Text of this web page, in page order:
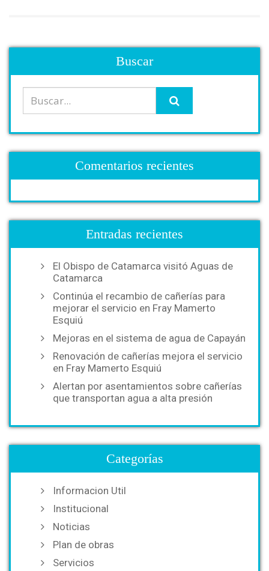
Buscar
Comentarios recientes
Entradas recientes
El Obispo de Catamarca visitó Aguas de
Catamarca
Continúa el recambio de cañerías para
mejorar el servicio en Fray Mamerto
Esquiú
Mejoras en el sistema de agua de Capayán
Renovación de cañerías mejora el servicio
en Fray Mamerto Esquiú
Alertan por asentamientos sobre cañerías
que transportan agua a alta presión
Categorías
Informacion Util
Institucional
Noticias
Plan de obras
Servicios